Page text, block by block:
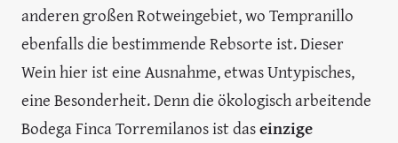
anderen großen Rotweingebiet, wo Tempranillo
ebenfalls die bestimmende Rebsorte ist. Dieser
Wein hier ist eine Ausnahme, etwas Untypisches,
eine Besonderheit. Denn die ökologisch arbeitende
Bodega Finca Torremilanos ist daseinzige